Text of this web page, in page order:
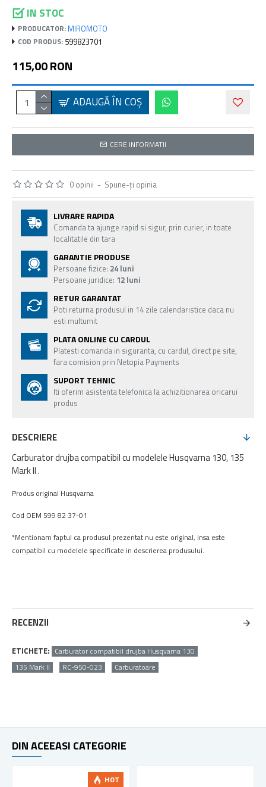
IN STOC
PRODUCATOR: MIROMOTO
COD PRODUS: 599823701
0 opinii - Spune-ţi opinia
115,00 RON
ADAUGĂ ÎN COŞ
CERE INFORMATII
LIVRARE RAPIDA
Comanda ta ajunge rapid si sigur, prin curier, in toate
localitatile din tara
GARANTIE PRODUSE
Persoane fizice: 24 luni
Persoane juridice: 12 luni
RETUR GARANTAT
Poti returna produsul in 14 zile calendaristice daca nu
esti multumit
PLATA ONLINE CU CARDUL
Platesti comanda in siguranta, cu cardul, direct pe site,
fara comision prin Netopia Payments
SUPORT TEHNIC
Iti oferim asistenta telefonica la achizitionarea oricarui
produs
DESCRIERE
Carburator drujba compatibil cu modelele Husqvarna 130, 135
Mark II .
Produs original Husqvarna
Cod OEM 599 82 37-01
*Mentionam faptul ca produsul prezentat nu este original, insa este
compatibil cu modelele specificate in descrierea produsului.
RECENZII
ETICHETE: Carburator compatibil drujba Husqvarna 130
135 Mark II
RC-950-023 Carburatoare
DIN ACEEASI CATEGORIE
HOT